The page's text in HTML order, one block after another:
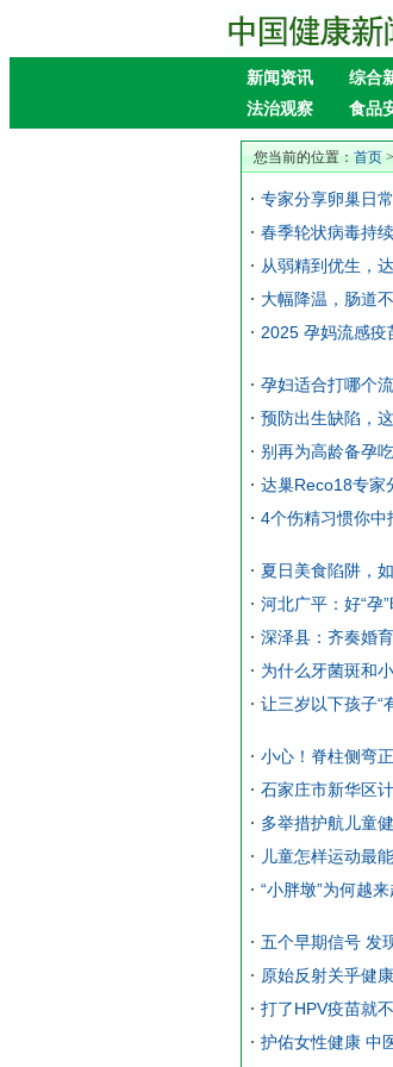
新闻资讯 综合
法治观察
食品
您当前的位置： 首页 >
专家分享卵巢日
春季轮状病毒持
从弱精到优生，
大幅降温，肠道
2025 孕妈流感疫
孕妇适合打哪个
预防出生缺陷，
别再为高龄备孕
达巢Reco18专家
4个伤精习惯你中
夏日美食陷阱，
河北广平：好“孕
深泽县：齐奏婚
为什么牙菌斑和
让三岁以下孩子“
小心！脊柱侧弯
石家庄市新华区
多举措护航儿童
儿童怎样运动最
“小胖墩”为何越
五个早期信号 发
原始反射关乎健
打了HPV疫苗就
护佑女性健康 中